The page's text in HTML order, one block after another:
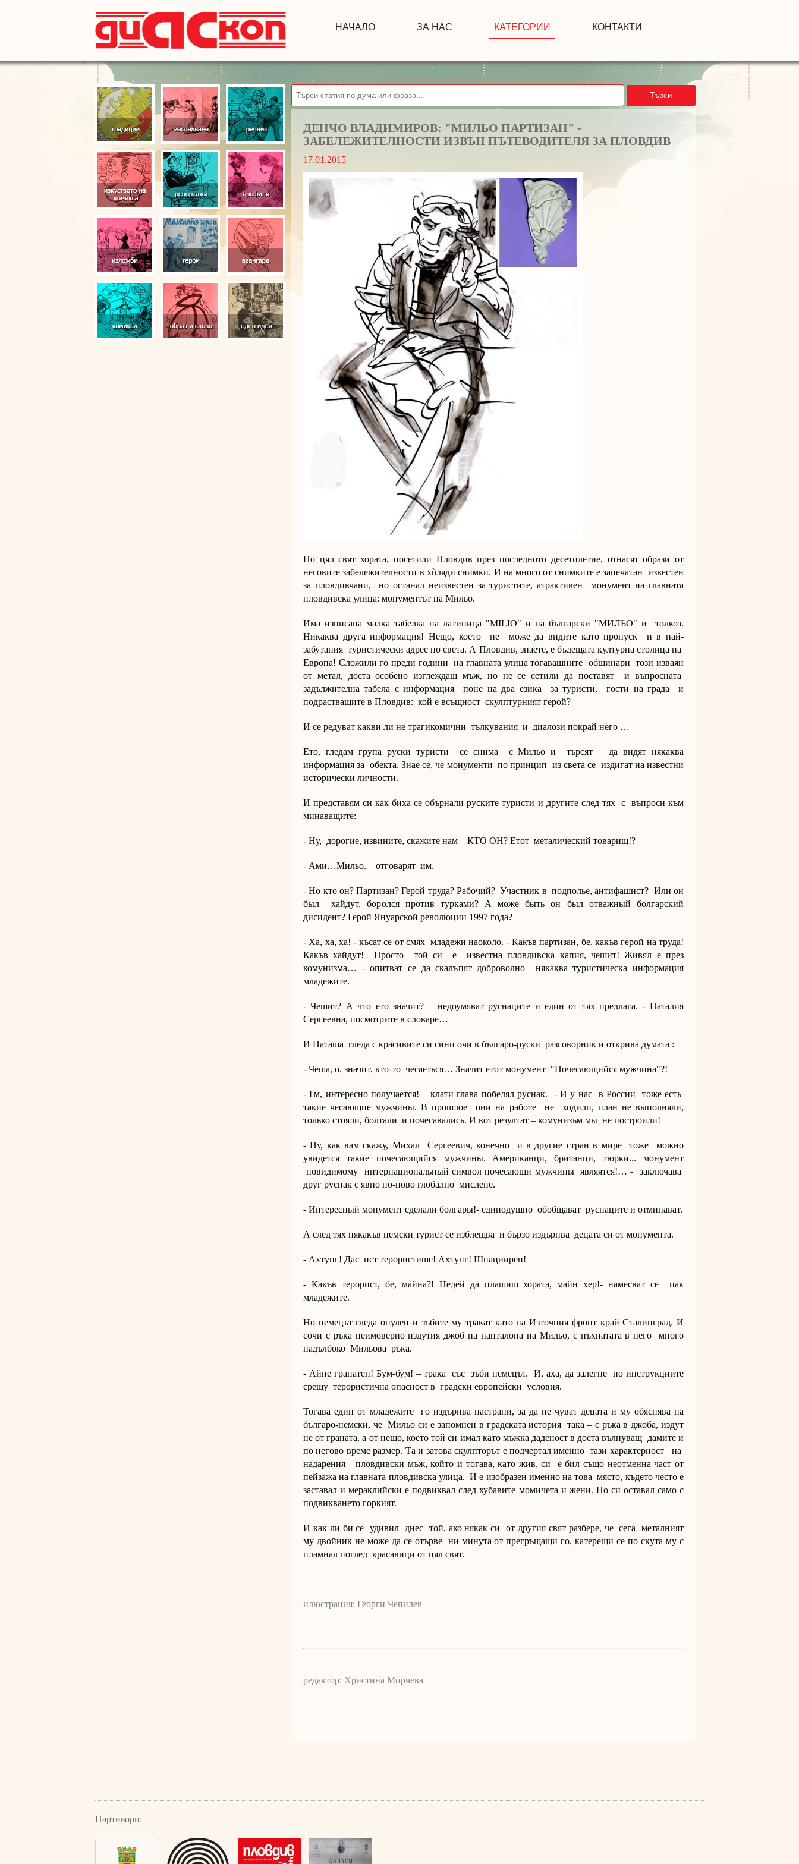
НАЧАЛО ЗА НАС КАТЕГОРИИ КОНТАКТИ
Търси
ДЕНЧО ВЛАДИМИРОВ: "МИЛЬО ПАРТИЗАН" -
ЗАБЕЛЕЖИТЕЛНОСТИ ИЗВЪН ПЪТЕВОДИТЕЛЯ ЗА ПЛОВДИВ
17.01.2015
По цял свят хората, посетили Пловдив през последното десетилетие, отнасят образи от
неговите забележителности в хùляди снимки. И на много от снимките е запечатан известен
за пловдивчани, но останал неизвестен за туристите, атрактивен монумент на главната
пловдивска улица: монументът на Мильо.
Има изписана малка табелка на латиница "MILIO" и на български "МИЛЬО" и толкоз.
Никаква друга информация! Нещо, което не може да видите като пропуск и в най-
забутания туристически адрес по света. А Пловдив, знаете, е бъдещата културна столица на
Европа! Сложили го преди години на главната улица тогавашните общинари този изваян
от метал, доста особено изглеждащ мъж, но не се сетили да поставят и въпросната
задължителна табела с информация поне на два езика за туристи, гости на града и
подрастващите в Пловдив: кой е всъщност скулптурният герой?
И се редуват какви ли не трагикомични тълкувания и диалози покрай него …
Ето, гледам група руски туристи се снима с Мильо и търсят да видят някаква
информация за обекта. Знае сe, че монументи по принцип из света се издигат на известни
исторически личности.
И представям си как биха се обърнали руските туристи и другите след тях с въпроси към
минаващите:
- Ну, дорогие, извините, скажите нам – КТО ОН? Етот металический товарищ!?
- Ами…Мильо. – отговарят им.
- Но кто он? Партизан? Герой труда? Рабочий? Участник в подполье, антифашист? Или он
был хайдут, боролся против турками? А може быть он был отважный болгарский
дисидент? Герой Януарской революции 1997 года?
- Ха, ха, ха! - късат се от смях младежи наоколо. - Какъв партизан, бе, какъв герой на труда!
Какъв хайдут! Просто той си е известна пловдивска капия, чешит! Живял е през
комунизма… - опитват се да скалъпят доброволно някаква туристическа информация
младежите.
- Чешит? А что ето значит? – недоумяват руснаците и един от тях предлага. - Наталия
Сергеевна, посмотрите в словаре…
И Наташа гледа с красивите си сини очи в българо-руски разговорник и открива думата :
- Чеша, о, значит, кто-то чесаеться… Значит етот монумент "Почесающийся мужчина"?!
- Гм, интересно получается! – клати глава побелял руснак. - И у нас в России тоже есть
такие чесающие мужчины. В прошлое они на работе не ходили, план не выполняли,
только стояли, болтали и почесавались. И вот резултат – комунизъм мы не построили!
- Ну, как вам скажу, Михал Сергеевич, конечно и в другие стран в мире тоже можно
увидется такие почесающийся мужчины. Американци, британци, тюрки... монумент
повидимому интернациональный символ почесающи мужчины являятся!… - заключава
друг руснак с явно по-ново глобално мислене.
- Интересный монумент сделали болгары!- единодушно обобщават руснаците и отминават.
А след тях някакъв немски турист се изблещва и бързо издърпва децата си от монумента.
- Ахтунг! Дас ист терористише! Ахтунг! Шпациирен!
- Какъв терорист, бе, майна?! Недей да плашиш хората, майн хер!- намесват се пак
младежите.
Но немецът гледа опулен и зъбите му тракат като на Източния фронт край Сталинград. И
сочи с ръка неимоверно издутия джоб на панталона на Мильо, с пъхнатата в него много
надълбоко Мильова ръка.
- Айне гранатен! Бум-бум! – трака със зъби немецът. И, аха, да залегне по инструкциите
срещу терористична опасност в градски европейски условия.
Тогава един от младежите го издърпва настрани, за да не чуват децата и му обяснява на
българо-немски, че Мильо си е запомнен в градската история така – с ръка в джоба, издут
не от граната, а от нещо, което той си имал като мъжка даденост в доста вълнуващ дамите и
по негово време размер. Та и затова скулпторът е подчертал именно тази характерност на
надарения пловдивски мъж, който и тогава, като жив, си е бил също неотменна част от
пейзажа на главната пловдивска улица. И е изобразен именно на това място, където често е
заставал и мераклийски е подвиквал след хубавите момичета и жени. Но си оставал само с
подвикването горкият.
И как ли би се удивил днес той, ако някак си от другия свят разбере, че сега металният
му двойник не може да се отърве ни минута от прегръщащи го, катерещи се по скута му с
пламнал поглед красавици от цял свят.
илюстрация: Георги Чепилев
редактор: Христина Мирчева
Партньори: